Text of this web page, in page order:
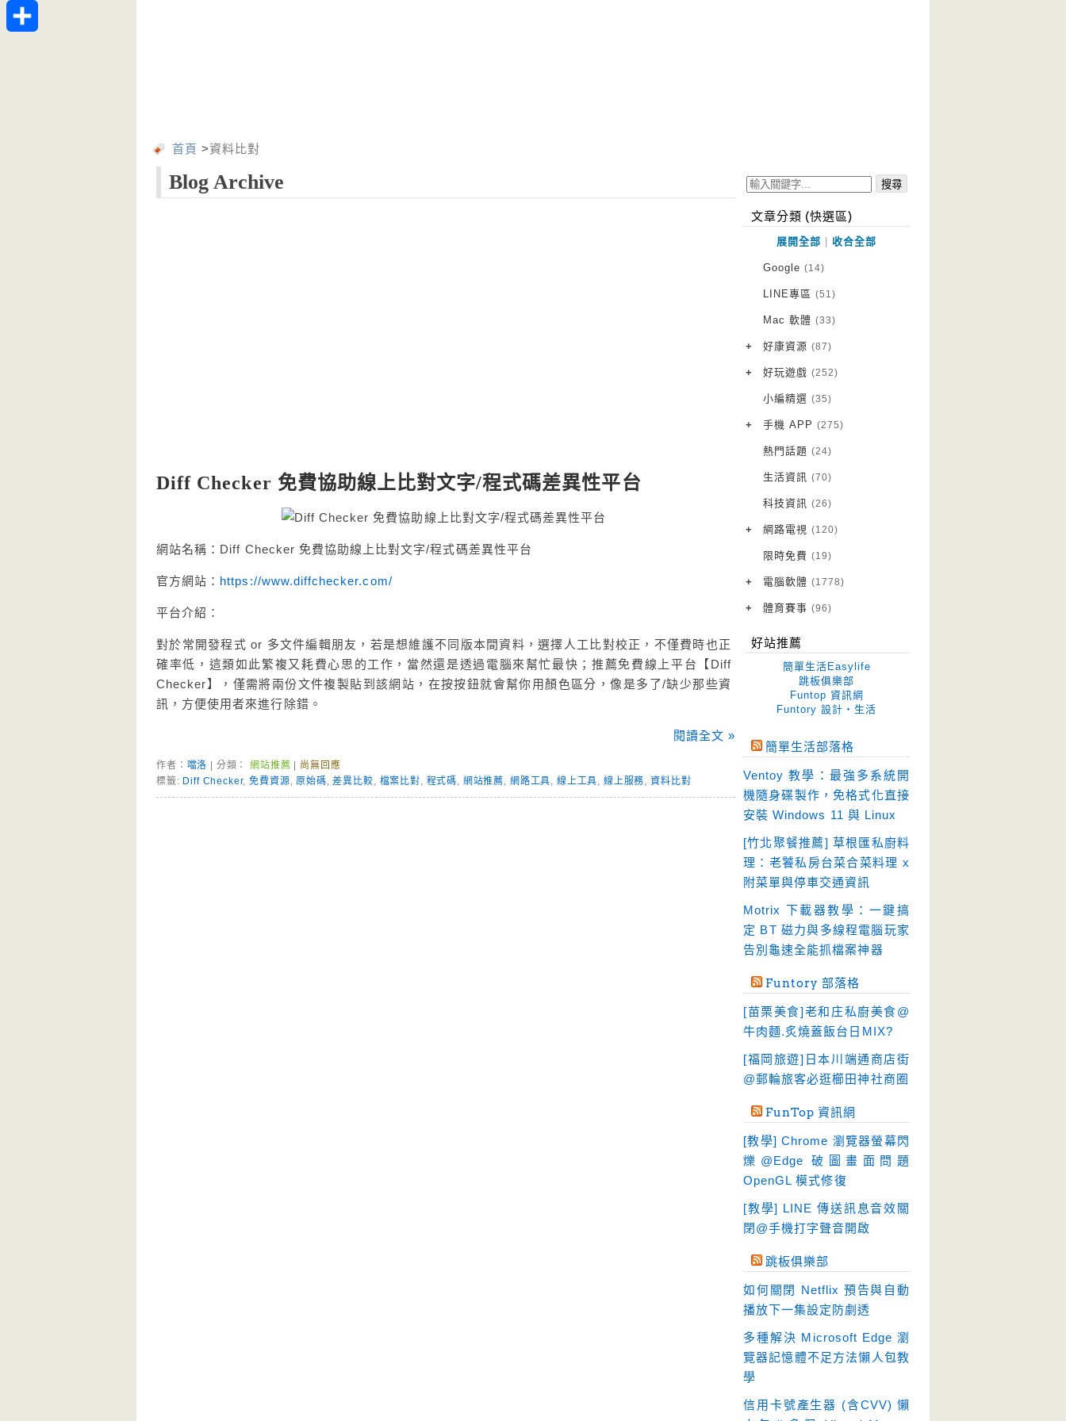
首頁 >資料比對
Blog Archive
Diff Checker 免費協助線上比對文字/程式碼差異性平台
網站名稱：Diff Checker 免費協助線上比對文字/程式碼差異性平台
官方網站： https://www.diffchecker.com/
平台介紹：
對於常開發程式 or 多文件編輯朋友，若是想維護不同版本間資料，選擇人工比對校正，不僅費時也正
確率低，這類如此繁複又耗費心思的工作，當然還是透過電腦來幫忙最快；推薦免費線上平台【Diff
Checker】，僅需將兩份文件複製貼到該網站，在按按鈕就會幫你用顏色區分，像是多了/缺少那些資
訊，方便使用者來進行除錯。
閱讀全文 »
作者： 噹洛 | 分類：網站推薦
尚無回應
標籤: Diff Checker,免費資源,原始碼,差異比較, 檔案比對, 程式碼, 網站推薦 , 網路工具, 線上工具, 線上服務,資料比對
文章分類 (快選區)
展開全部 收合全部
Google (14)
LINE專區 (51)
Mac 軟體 (33)
+ 好康資源 (87)
VPN 翻牆
免費資源
字體下載
網站推薦
+ 好玩遊戲 (252)
Android 遊戲
iOS 遊戲
網頁遊戲
電腦遊戲
小編精選 (35)
+ 手機 APP (275)
Android 軟體
iOS 軟體
Root 相關
越獄JB
熱門話題 (24)
生活資訊 (70)
科技資訊 (26)
+ 網路電視 (120)
電視影集
電視節目
限時免費 (19)
+ 電腦軟體 (1778)
作業系統
優化軟體 (38)
光碟工具 (33)
免安裝 (641)
即時通訊 (23)
壓縮軟體 (9)
安全防護 (55)
影音播放 (51)
影音轉檔 (81)
教育學習 (23)
文書工具 (91)
畫面擷取 (36)
看圖程式 (17)
硬碟工具 (64)
系統工具 (242)
(188)
翻譯軟體 (3)
輸入法 (4)
+ 體育賽事 (96)
好站推薦
簡單生活Easylife
跳板俱樂部
Funtop 資訊網
Funtory 設計‧生活
簡單生活部落格
Ventoy 教學：最強多系統開
機隨身碟製作，免格式化直接
安裝 Windows 11 與 Linux
[竹北聚餐推薦] 草根匯私廚料
理：老饕私房台菜合菜料理 x
附菜單與停車交通資訊
Motrix 下載器教學：一鍵搞
定 BT 磁力與多線程電腦玩家
告別龜速全能抓檔案神器
Funtory 部落格
[苗栗美食]老和庄私廚美食@
牛肉麵.炙燒蓋飯台日MIX?
[福岡旅遊]日本川端通商店街
@郵輪旅客必逛櫛田神社商圈
FunTop 資訊網
[教學] Chrome 瀏覽器螢幕閃
爍@Edge 破圖畫面問題
OpenGL 模式修復
[教學] LINE 傳送訊息音效關
閉@手機打字聲音開啟
跳板俱樂部
如何關閉 Netflix 預告與自動
播放下一集設定防劇透
多種解決 Microsoft Edge 瀏
覽器記憶體不足方法懶人包教
學
信用卡號產生器 (含CVV) 懶
Telegram